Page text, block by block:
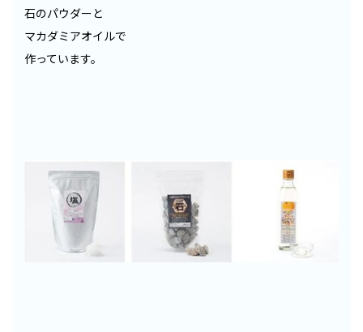
石のパウダーと
マカダミアオイルで
作っています。